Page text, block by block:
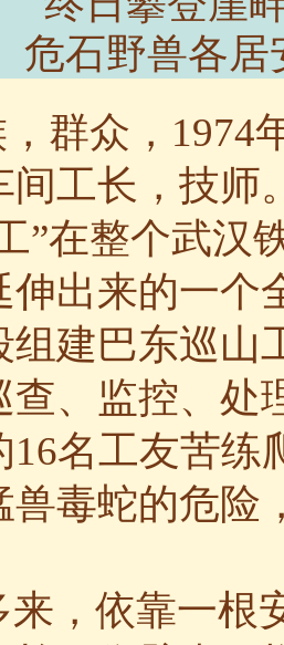
危石野兽各居
群众，1974
间工长，技师
整个武汉
伸出来的一个
组建巴东巡山
查、监控、处
16名工友苦练
兽毒蛇的危险
依靠一根